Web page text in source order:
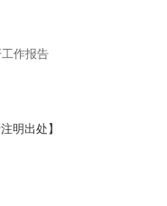
作报告
明出处】